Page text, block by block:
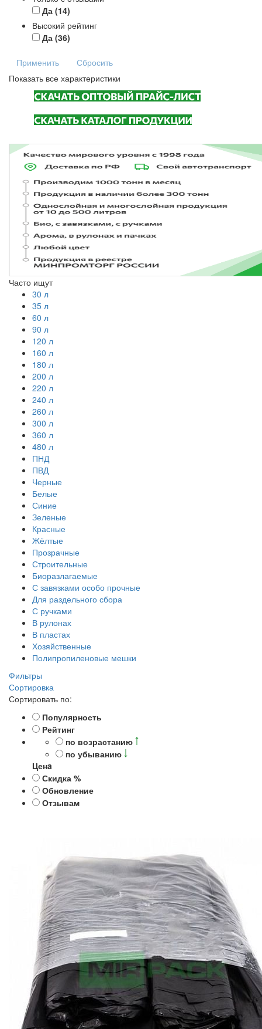
Да (14)
Высокий рейтинг
Да (36)
Применить
Сбросить
Показать все характеристики
Часто ищут
30 л
35 л
60 л
90 л
120 л
160 л
180 л
200 л
220 л
240 л
260 л
300 л
360 л
480 л
ПНД
ПВД
Черные
Белые
Синие
Зеленые
Красные
Жёлтые
Прозрачные
Строительные
Биоразлагаемые
С завязками особо прочные
Для раздельного сбора
С ручками
В рулонах
В пластах
Хозяйственные
Полипропиленовые мешки
Фильтры
Сортировка
Сортировать по:
Популярность
Рейтинг
по возрастанию
по убыванию
Ценa
Скидка %
Обновление
Отзывам